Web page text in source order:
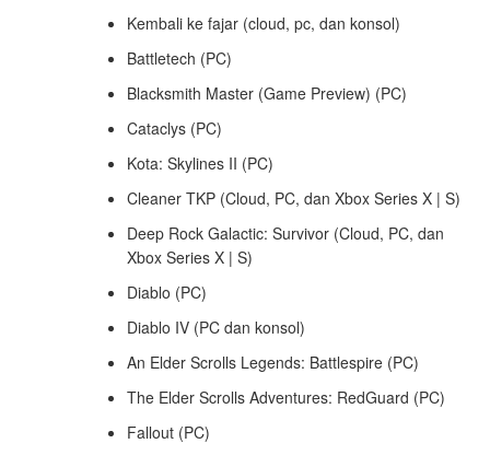
Kembali ke fajar (cloud, pc, dan konsol)
Battletech (PC)
Blacksmith Master (Game Preview) (PC)
Cataclys (PC)
Kota: Skylines II (PC)
Cleaner TKP (Cloud, PC, dan Xbox Series X | S)
Deep Rock Galactic: Survivor (Cloud, PC, dan
Xbox Series X | S)
Diablo (PC)
Diablo IV (PC dan konsol)
An Elder Scrolls Legends: Battlespire (PC)
The Elder Scrolls Adventures: RedGuard (PC)
Fallout (PC)